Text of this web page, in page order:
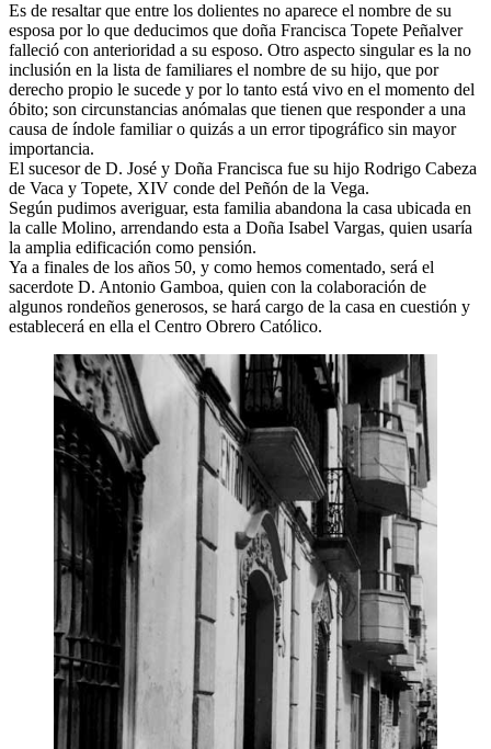
Es de resaltar que entre los dolientes no aparece el nombre de su
esposa por lo que deducimos que doña Francisca Topete Peñalver
falleció con anterioridad a su esposo. Otro aspecto singular es la no
inclusión en la lista de familiares el nombre de su hijo, que por
derecho propio le sucede y por lo tanto está vivo en el momento del
óbito; son circunstancias anómalas que tienen que responder a una
causa de índole familiar o quizás a un error tipográfico sin mayor
importancia.
El sucesor de D. José y Doña Francisca fue su hijo Rodrigo Cabeza
de Vaca y Topete, XIV conde del Peñón de la Vega.
Según pudimos averiguar, esta familia abandona la casa ubicada en
la calle Molino, arrendando esta a Doña Isabel Vargas, quien usaría
la amplia edificación como pensión.
Ya a finales de los años 50, y como hemos comentado, será el
sacerdote D. Antonio Gamboa, quien con la colaboración de
algunos rondeños generosos, se hará cargo de la casa en cuestión y
establecerá en ella el Centro Obrero Católico.